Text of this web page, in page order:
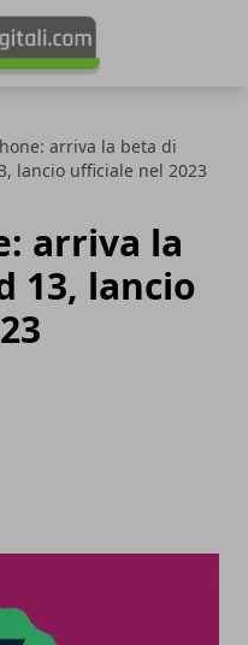
arriva la beta di
lancio ufficiale nel 2023
arriva la
13, lancio